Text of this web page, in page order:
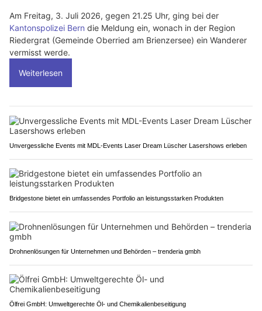
Am Freitag, 3. Juli 2026, gegen 21.25 Uhr, ging bei der
Kantonspolizei Bern die Meldung ein, wonach in der Region
Riedergrat (Gemeinde Oberried am Brienzersee) ein Wanderer
vermisst werde.
Weiterlesen
Unvergessliche Events mit MDL-Events Laser Dream Lüscher Lasershows erleben
Bridgestone bietet ein umfassendes Portfolio an leistungsstarken Produkten
Drohnenlösungen für Unternehmen und Behörden – trenderia gmbh
Ölfrei GmbH: Umweltgerechte Öl- und Chemikalienbeseitigung